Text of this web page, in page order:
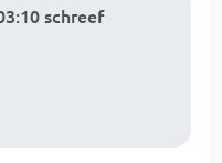
schreef